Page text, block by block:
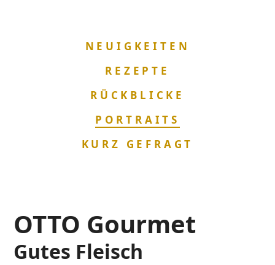
NAVIGATION
ÜBERSPRINGEN
NEUIGKEITEN
REZEPTE
RÜCKBLICKE
PORTRAITS
KURZ GEFRAGT
OTTO Gourmet
Gutes Fleisch